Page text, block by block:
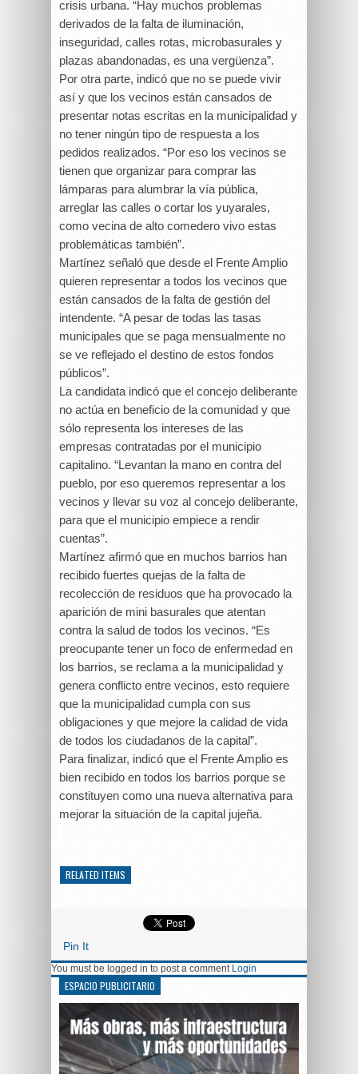
crisis urbana. “Hay muchos problemas
derivados de la falta de iluminación,
inseguridad, calles rotas, microbasurales y
plazas abandonadas, es una vergüenza”.
Por otra parte, indicó que no se puede vivir
así y que los vecinos están cansados de
presentar notas escritas en la municipalidad y
no tener ningún tipo de respuesta a los
pedidos realizados. “Por eso los vecinos se
tienen que organizar para comprar las
lámparas para alumbrar la vía pública,
arreglar las calles o cortar los yuyarales,
como vecina de alto comedero vivo estas
problemáticas también”.
Martínez señaló que desde el Frente Amplio
quieren representar a todos los vecinos que
están cansados de la falta de gestión del
intendente. “A pesar de todas las tasas
municipales que se paga mensualmente no
se ve reflejado el destino de estos fondos
públicos”.
La candidata indicó que el concejo deliberante
no actúa en beneficio de la comunidad y que
sólo representa los intereses de las
empresas contratadas por el municipio
capitalino. “Levantan la mano en contra del
pueblo, por eso queremos representar a los
vecinos y llevar su voz al concejo deliberante,
para que el municipio empiece a rendir
cuentas”.
Martínez afirmó que en muchos barrios han
recibido fuertes quejas de la falta de
recolección de residuos que ha provocado la
aparición de mini basurales que atentan
contra la salud de todos los vecinos. “Es
preocupante tener un foco de enfermedad en
los barrios, se reclama a la municipalidad y
genera conflicto entre vecinos, esto requiere
que la municipalidad cumpla con sus
obligaciones y que mejore la calidad de vida
de todos los ciudadanos de la capital”.
Para finalizar, indicó que el Frente Amplio es
bien recibido en todos los barrios porque se
constituyen como una nueva alternativa para
mejorar la situación de la capital jujeña.
RELATED ITEMS
Pin It
You must be logged in to post a comment Login
ESPACIO PUBLICITARIO